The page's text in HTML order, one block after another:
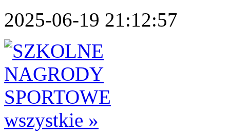
2025-06-19 21:12:57
wszystkie »